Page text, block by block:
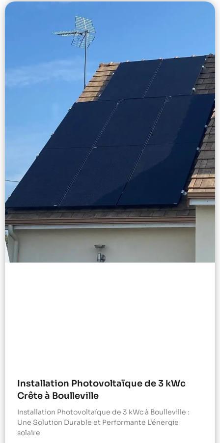
Installation Photovoltaïque de 3 kWc
Crête à Boulleville
Installation Photovoltaïque de 3 kWc à Boulleville :
Une Solution Durable et Performante L’énergie
solaire